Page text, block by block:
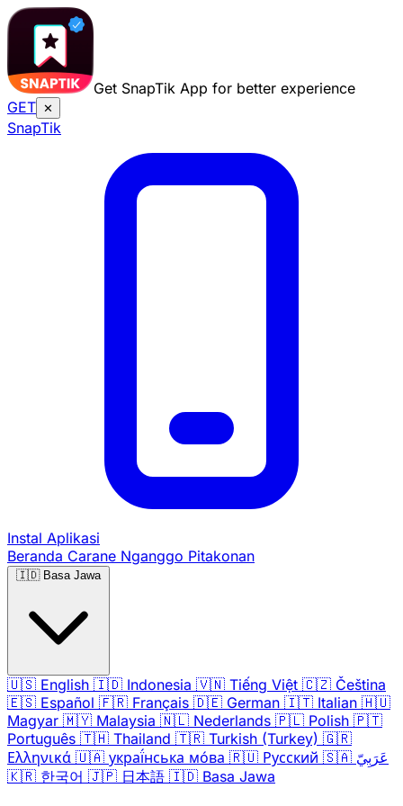
Get SnapTik App for better experience
GET ✕
SnapTik
Instal Aplikasi
Beranda Carane Nganggo Pitakonan
🇮🇩 Basa Jawa
🇺🇸 English 🇮🇩 Indonesia 🇻🇳 Tiếng Việt 🇨🇿 Čeština
🇪🇸 Español 🇫🇷 Français 🇩🇪 German 🇮🇹 Italian 🇭🇺
Magyar 🇲🇾 Malaysia 🇳🇱 Nederlands 🇵🇱 Polish 🇵🇹
Português 🇹🇭 Thailand 🇹🇷 Turkish (Turkey) 🇬🇷
Ελληνικά 🇺🇦 украї́нська мо́ва 🇷🇺 Русский 🇸🇦 عَرَبِيّ
🇰🇷 한국어 🇯🇵 日本語 🇮🇩 Basa Jawa